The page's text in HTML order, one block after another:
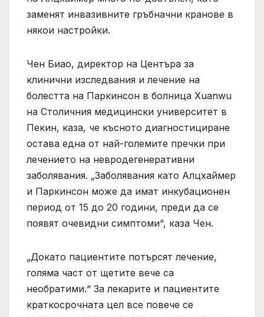
заменят инвазивните гръбначни кранове в
някои настройки.
Чен Биао, директор на Центъра за
клинични изследвания и лечение на
болестта на Паркинсон в болница Xuanwu
на Столичния медицински университет в
Пекин, каза, че късното диагностициране
остава една от най-големите пречки при
лечението на невродегенеративни
заболявания. „Заболявания като Алцхаймер
и Паркинсон може да имат инкубационен
период от 15 до 20 години, преди да се
появят очевидни симптоми“, каза Чен.
„Докато пациентите потърсят лечение,
голяма част от щетите вече са
необратими.“ За лекарите и пациентите
краткосрочната цел все повече се